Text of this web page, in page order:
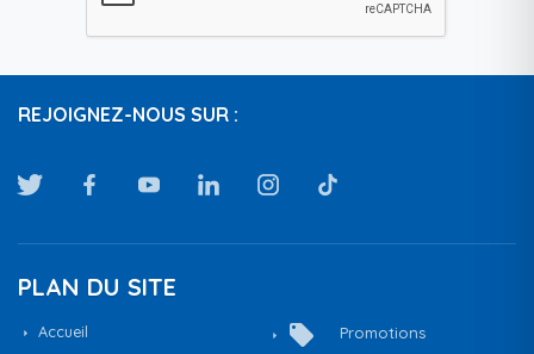
REJOIGNEZ-NOUS SUR :
PLAN DU SITE
Accueil local_offer
Promotions